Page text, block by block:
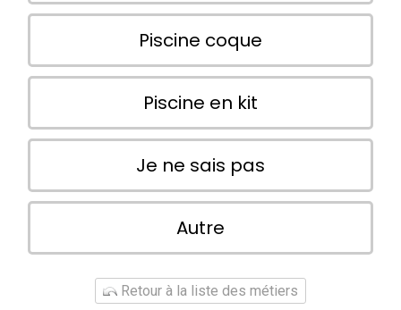
Piscine coque
Piscine en kit
Je ne sais pas
Autre
Retour à la liste des métiers